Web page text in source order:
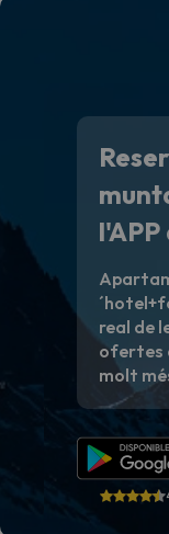
real de
ofertes
molt